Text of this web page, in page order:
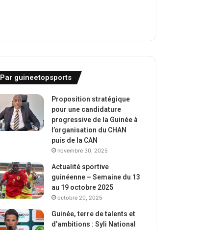
Par guineetopsports
Proposition stratégique
pour une candidature
progressive de la Guinée à
l’organisation du CHAN
puis de la CAN
novembre 30, 2025
Actualité sportive
guinéenne – Semaine du 13
au 19 octobre 2025
octobre 20, 2025
Guinée, terre de talents et
d’ambitions : Syli National